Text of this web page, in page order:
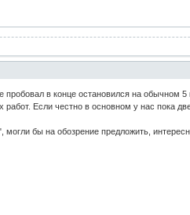
в конце остановился на обычном 5
Если честно в основном у нас пока
бы на обозрение предложить,